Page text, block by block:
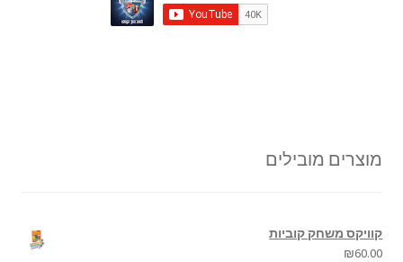
מוצרים מובילים
קוויקס משחק קוביות
₪60.00